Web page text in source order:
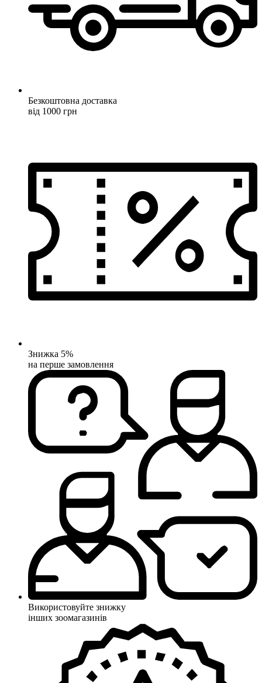
Безкоштовна доставка
від 1000 грн
Знижка 5%
на перше замовлення
Використовуйте знижку
інших зоомагазинів